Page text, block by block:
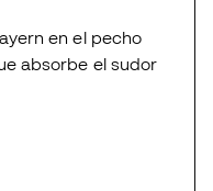
en el pecho
absorbe el sudor